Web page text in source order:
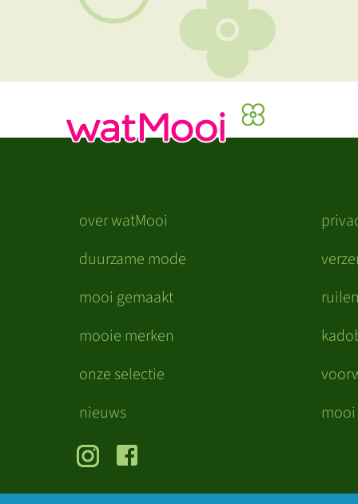
over watMooi
duurzame mode
mooi gemaakt
mooie merken
onze selectie
nieuws